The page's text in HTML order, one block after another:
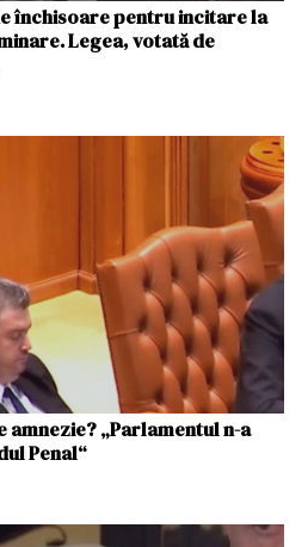
închisoare pentru incitare la
Legea, votată de
„Parlamentul n-a
Penal“